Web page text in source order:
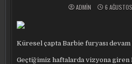
ADMIN 6
Küresel çapta Barbie furyası
Geçtiğimiz haftalarda vizyona